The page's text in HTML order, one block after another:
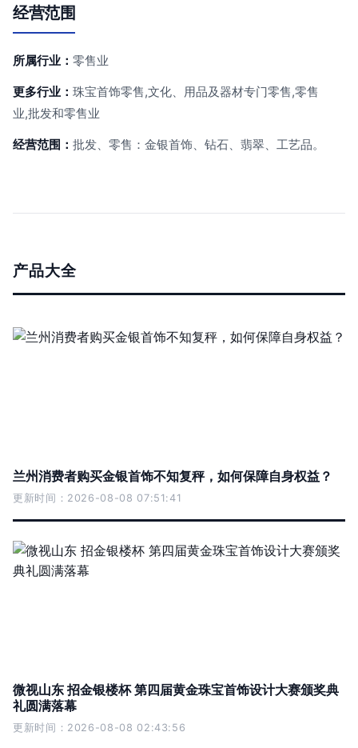
经营范围
所属行业： 零售业
更多行业： 珠宝首饰零售,文化、用品及器材专门零售,零售
业,批发和零售业
经营范围： 批发、零售：金银首饰、钻石、翡翠、工艺品。
产品大全
兰州消费者购买金银首饰不知复秤，如何保障自身权益？
更新时间：2026-08-08 07:51:41
微视山东 招金银楼杯 第四届黄金珠宝首饰设计大赛颁奖典
礼圆满落幕
更新时间：2026-08-08 02:43:56